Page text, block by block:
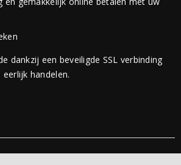
dankzij een beveiligde SSL verbinding
handelen.